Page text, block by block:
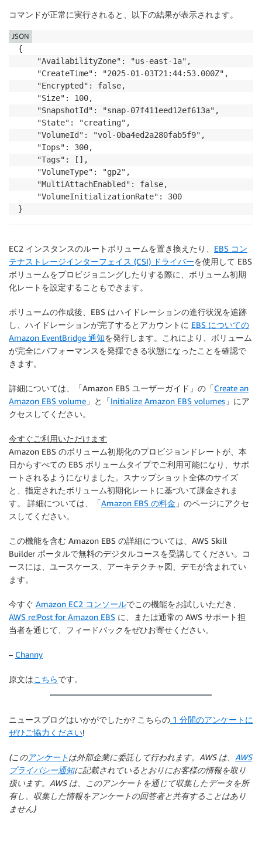
コマンドが正常に実行されると、以下の結果が表示されます。
{
    "AvailabilityZone": "us-east-1a",
    "CreateTime": "2025-01-03T21:44:53.000Z",
    "Encrypted": false,
    "Size": 100,
    "SnapshotId": "snap-07f411eed12ef613a",
    "State": "creating",
    "VolumeId": "vol-0ba4ed2a280fab5f9",
    "Iops": 300,
    "Tags": [],
    "VolumeType": "gp2",
    "MultiAttachEnabled": false,
    "VolumeInitializationRate": 300
}
JSON
EC2 インスタンスのルートボリュームを置き換えたり、 EBS コン
テナストレージインターフェイス (CSI) ドライバーを使用して EBS
ボリュームをプロビジョニングしたりする際に、ボリューム初期
化レートを設定することもできます。
ボリュームの作成後、EBS はハイドレーションの進行状況を追跡
し、ハイドレーションが完了するとアカウントに EBS についての
Amazon EventBridge 通知を発行します。これにより、ボリューム
が完全にパフォーマンスを発揮できる状態になったことを確認で
きます。
詳細については、「Amazon EBS ユーザーガイド」の「Create an
Amazon EBS volume 」と「Initialize Amazon EBS volumes 」にア
クセスしてください。
今すぐご利用いただけます
Amazon EBS のボリューム初期化のプロビジョンドレートが、本
日からすべての EBS ボリュームタイプでご利用可能になり、サポ
ートされるようになりました。スナップショット全体のサイズ
と、指定されたボリューム初期化レートに基づいて課金されま
す。 詳細については、「Amazon EBS の料金 」のページにアクセ
スしてください。
この機能を含む Amazon EBS の詳細については、AWS Skill
Builder ポータルで無料のデジタルコースを受講してください。コ
ースには、ユースケース、アーキテクチャ図、デモが含まれてい
ます。
今すぐ Amazon EC2 コンソールでこの機能をお試しいただき、
AWS re:Post for Amazon EBS に、または通常の AWS サポート担
当者を通じて、フィードバックをぜひお寄せください。
– Channy
原文はこちらです。
ニュースブログはいかがでしたか? こちらの 1 分間のアンケートに
ぜひご協力ください!
(このアンケートは外部企業に委託して行われます。AWS は、 AWS
プライバシー通知に記載されているとおりにお客様の情報を取り
扱います。AWS は、このアンケートを通じて収集したデータを所
有し、収集した情報をアンケートの回答者と共有することはあり
ません)